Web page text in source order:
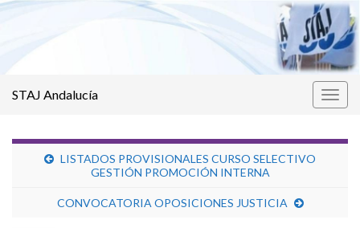
STAJ Andalucía
LISTADOS PROVISIONALES CURSO SELECTIVO
GESTIÓN PROMOCIÓN INTERNA
CONVOCATORIA OPOSICIONES JUSTICIA